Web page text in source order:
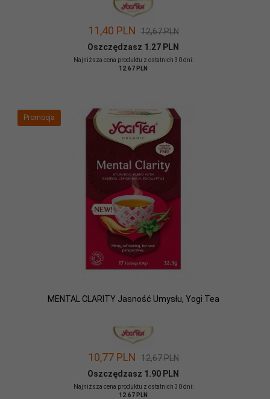
11,40 PLN 12,67 PLN
Oszczędzasz 1.27 PLN
Najniższa cena produktu z ostatnich 30 dni:
12.67 PLN
Promocja
MENTAL CLARITY Jasność Umysłu, Yogi Tea
10,77 PLN 12,67 PLN
Oszczędzasz 1.90 PLN
Najniższa cena produktu z ostatnich 30 dni:
12.67 PLN